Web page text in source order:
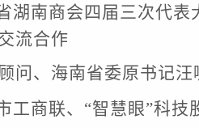
南商会四届三次代表
流合作
问、海南省委原书记汪
工商联、 “智慧眼”科技